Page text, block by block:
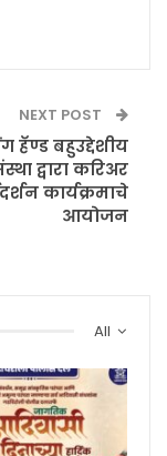
NEXT POST
हॅण्ड बहुउद्देशीय
द्वारा करिअर
कार्यक्रमाचे
आयोजन
All